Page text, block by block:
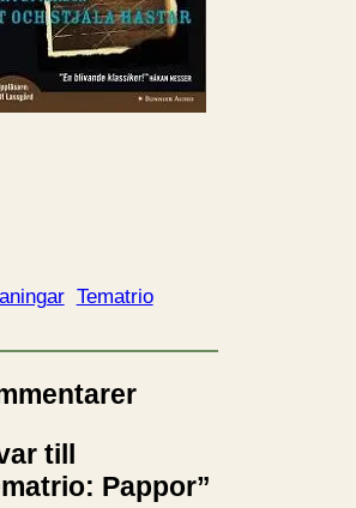
Tematrio
till
Pappor”